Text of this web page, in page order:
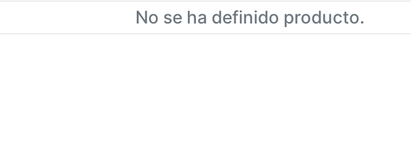
No se ha definido producto.